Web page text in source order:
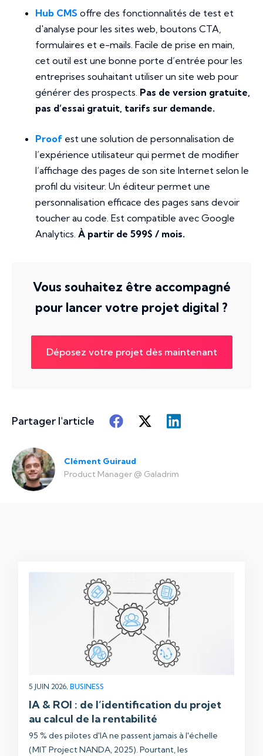
Hub CMS offre des fonctionnalités de test et
d'analyse pour les sites web, boutons CTA,
formulaires et e-mails. Facile de prise en main,
cet outil est une bonne porte d’entrée pour les
entreprises souhaitant utiliser un site web pour
générer des prospects. Pas de version gratuite,
pas d’essai gratuit, tarifs sur demande.
Proof est une solution de personnalisation de
l’expérience utilisateur qui permet de modifier
l’affichage des pages de son site Internet selon le
profil du visiteur. Un éditeur permet une
personnalisation efficace des pages sans devoir
toucher au code. Est compatible avec Google
Analytics. À partir de 599$ / mois.
Vous souhaitez être accompagné
pour lancer votre projet digital ?
Déposez votre projet dès maintenant
Partager l'article
Clément Guiraud
Product Manager @ Galadrim
5 JUIN 2026, BUSINESS
IA & ROI : de l’identification du projet
au calcul de la rentabilité
95 % des pilotes d'IA ne passent jamais à l'échelle
(MIT Project NANDA, 2025). Pourtant, les